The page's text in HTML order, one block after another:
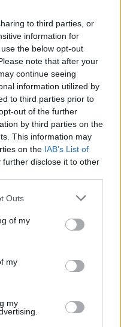
to third parties, or
information for
the below opt-out
note that after your
continue seeing
information utilized by
to third parties prior to
out of the further
by third parties on the
This information may
on the IAB’s List of
further disclose it to other
Outs
of my
my
my